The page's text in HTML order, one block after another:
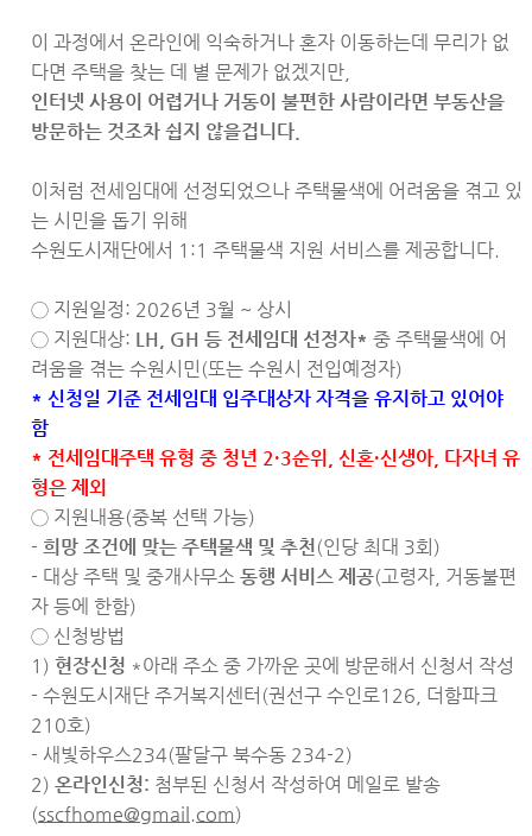
이 과정에서 온라인에 익숙하거나 혼자 이동하는데 무리가 없
다면 주택을 찾는 데 별 문제가 없겠지만,
인터넷 사용이 어렵거나 거동이 불편한 사람이라면 부동산을
방문하는 것조차 쉽지 않을겁니다.
이처럼 전세임대에 선정되었으나 주택물색에 어려움을 겪고 있
는 시민을 돕기 위해
수원도시재단에서 1:1 주택물색 지원 서비스를 제공합니다.
◯ 지원일정: 2026년 3월 ~ 상시
◯ 지원대상: LH, GH 등 전세임대 선정자* 중 주택물색에 어
려움을 겪는 수원시민(또는 수원시 전입예정자)
* 신청일 기준 전세임대 입주대상자 자격을 유지하고 있어야
함
* 전세임대주택 유형 중 청년 2·3순위, 신혼·신생아, 다자녀 유
형은 제외
◯ 지원내용(중복 선택 가능)
- 희망 조건에 맞는 주택물색 및 추천(인당 최대 3회)
- 대상 주택 및 중개사무소 동행 서비스 제공(고령자, 거동불편
자 등에 한함)
◯ 신청방법
1) 현장신청 *아래 주소 중 가까운 곳에 방문해서 신청서 작성
- 수원도시재단 주거복지센터(권선구 수인로126, 더함파크
210호)
- 새빛하우스234(팔달구 북수동 234-2)
2) 온라인신청: 첨부된 신청서 작성하여 메일로 발송
(sscfhome@gmail.com)